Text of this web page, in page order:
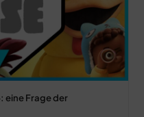
eine Frage der